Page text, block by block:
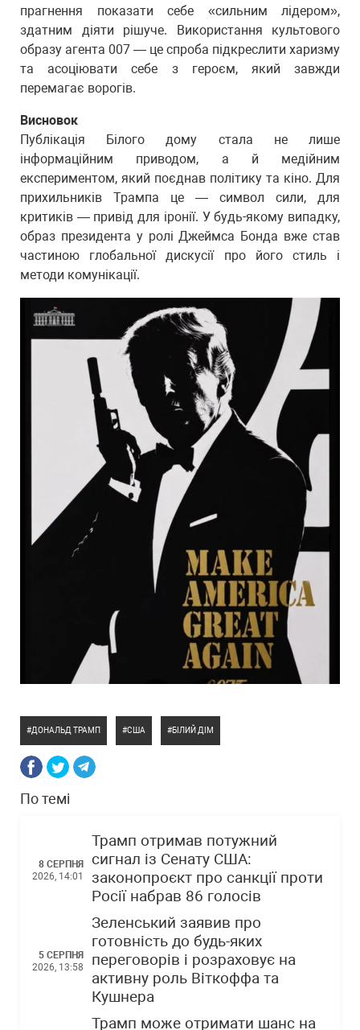
прагнення показати себе «сильним лідером»,
здатним діяти рішуче. Використання культового
образу агента 007 — це спроба підкреслити харизму
та асоціювати себе з героєм, який завжди
перемагає ворогів.
Висновок
Публікація Білого дому стала не лише
інформаційним приводом, а й медійним
експериментом, який поєднав політику та кіно. Для
прихильників Трампа це — символ сили, для
критиків — привід для іронії. У будь-якому випадку,
образ президента у ролі Джеймса Бонда вже став
частиною глобальної дискусії про його стиль і
методи комунікації.
ДОНАЛЬД ТРАМП США БІЛИЙ ДІМ
По темі
8 СЕРПНЯ
2026, 14:01
Трамп отримав потужний
сигнал із Сенату США:
законопроєкт про санкції проти
Росії набрав 86 голосів
5 СЕРПНЯ
2026, 13:58
Зеленський заявив про
готовність до будь-яких
переговорів і розраховує на
активну роль Віткоффа та
Кушнера
Трамп може отримати шанс на